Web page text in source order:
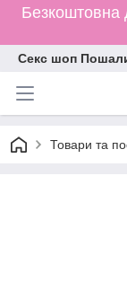
Безкоштовна
Секс шоп
Товари та